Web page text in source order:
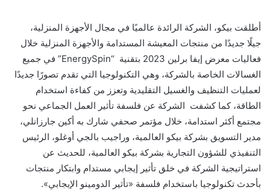
أطلقت بيكو، الشركة الرائدة عالميًا في مجال الأجهزة المنزلية،
جيلًا جديدًا من منتجات المعيشة المستدامة والأجهزة المنزلية خلال
فعاليات معرض إيفا برلين 2023 بتقنية “EnergySpin” في جميع
الغسالات الخاصة بالشركة، وهي التكنولوجيا التي تقدم تصورًا جديدًا
لعمليات التنظيف والغسيل التقليدية وتعزز من كفاءة استخدام
الطاقة، كما كشفت الشركة عن فلسفة تأثير العمل الجماعي نحو
مجتمع أكثر استدامة، خلال مؤتمر صحفي شارك به أكين جارزانلي،
مدير التسويق بشركة بيكو العالمية، وراجيب بالجي أوغلو، الرئيس
التنفيذي للشؤون التجارية بشركة بيكو العالمية، للحديث عن
استراتيجية الشركة في خلق تأثير إيجابي مستدام وابتكار منتجات
بأحدث تكنولوجيا باستخدام فلسفة «تأثير الدومينو الإيجابي».